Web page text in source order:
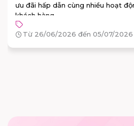
ưu đãi hấp dẫn cùng nhiều hoạt
khách hàng.
Từ 26/06/2026 đến 05/07/2026